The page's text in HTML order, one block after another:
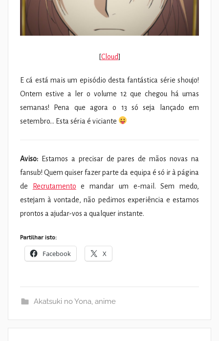
[Cloud]
E cá está mais um episódio desta fantástica série shoujo!
Ontem estive a ler o volume 12 que chegou há umas
semanas! Pena que agora o 13 só seja lançado em
setembro… Esta séria é viciante
Aviso: Estamos a precisar de pares de mãos novas na
fansub! Quem quiser fazer parte da equipa é só ir à página
de
Recrutamento e mandar um e-mail. Sem medo,
estejam à vontade, não pedimos experiência e estamos
prontos a ajudar-vos a qualquer instante.
Partilhar isto:
Facebook X
Akatsuki no Yona, anime